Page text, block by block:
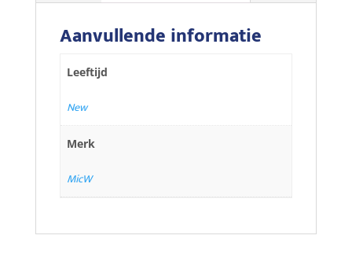
Aanvullende informatie
Leeftijd
New
Merk
MicW